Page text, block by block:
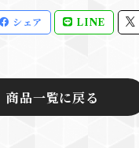
シェア LINE
商品一覧に戻る